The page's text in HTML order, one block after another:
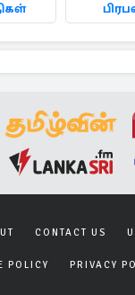
CONTACT US
POLICY PRIVACY